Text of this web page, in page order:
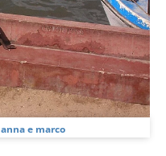
anna e marco